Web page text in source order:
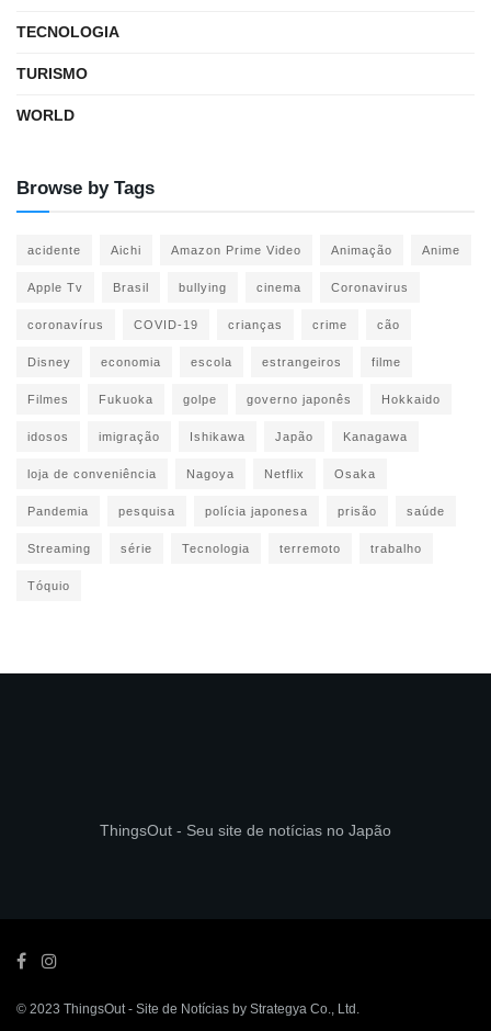
TECNOLOGIA
TURISMO
WORLD
Browse by Tags
acidente Aichi Amazon Prime Video Animação Anime
Apple Tv Brasil bullying cinema Coronavirus
coronavírus COVID-19 crianças crime cão
Disney economia escola estrangeiros filme
Filmes Fukuoka golpe governo japonês Hokkaido
idosos imigração Ishikawa Japão Kanagawa
loja de conveniência Nagoya Netflix Osaka
Pandemia pesquisa polícia japonesa prisão saúde
Streaming série Tecnologia terremoto trabalho
Tóquio
ThingsOut - Seu site de notícias no Japão
© 2023 ThingsOut - Site de Notícias by Strategya Co., Ltd